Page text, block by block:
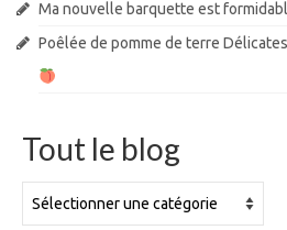
Ma nouvelle barquette est
Poêlée de pomme de terre
Tout le blog
Tout
le